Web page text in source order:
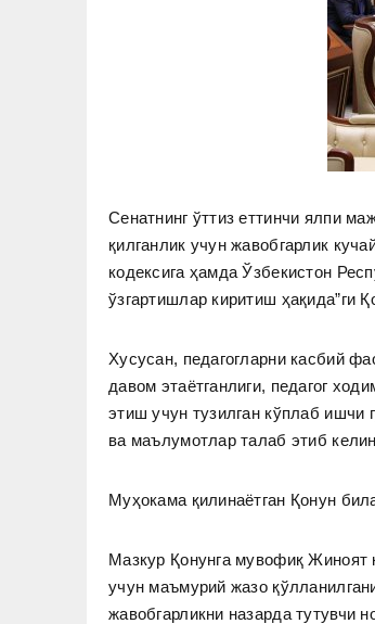
Сенатнинг ўттиз еттинчи ялпи
қилганлик учун жавобгарлик
кодексига ҳамда Ўзбекистон
ўзгартишлар киритиш ҳақида”ги
Хусусан, педагогларни касбий
давом этаётганлиги, педагог
этиш учун тузилган кўплаб ишчи
ва маълумотлар талаб этиб
Муҳокама қилинаётган Қонун
Мазкур Қонунга мувофиқ Жиноят
учун маъмурий жазо
жавобгарликни назарда тутувчи